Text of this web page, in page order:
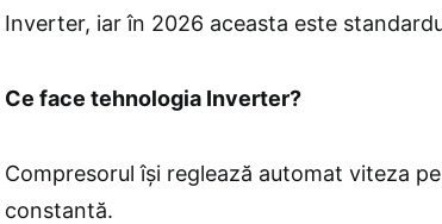
Inverter, iar în 2026 aceasta este
Ce face tehnologia Inverter?
Compresorul își reglează automat viteza
constantă.